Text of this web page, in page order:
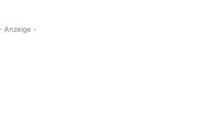
Anzeige -